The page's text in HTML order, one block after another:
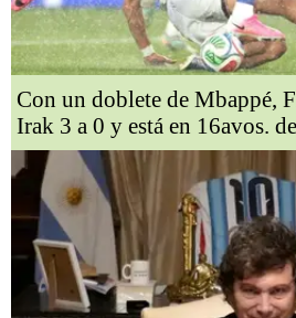
Con un doblete de Mbappé,
Irak 3 a 0 y está en 16avos.